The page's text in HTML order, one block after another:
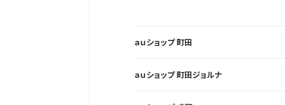
ａｕショップ 町田
ａｕショップ 町田ジョルナ